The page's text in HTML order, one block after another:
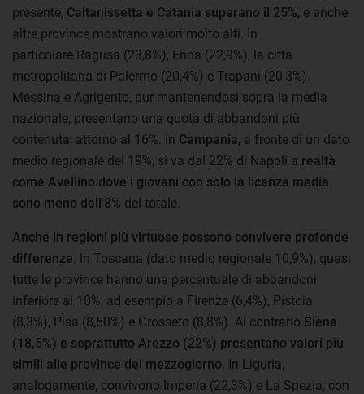
presente, Caltanissetta e Catania superano il 25%, e anche
altre province mostrano valori molto alti. In
particolare Ragusa (23,8%), Enna (22,9%), la città
metropolitana di Palermo (20,4%) e Trapani (20,3%).
Messina e Agrigento, pur mantenendosi sopra la media
nazionale, presentano una quota di abbandoni più
contenuta, attorno al 16%. In Campania, a fronte di un dato
medio regionale del 19%, si va dal 22% di Napoli a realtà
come Avellino dove i giovani con solo la licenza media
sono meno dell'8% del totale.
Anche in regioni più virtuose possono convivere profonde
differenze . In Toscana (dato medio regionale 10,9%), quasi
tutte le province hanno una percentuale di abbandoni
inferiore al 10%, ad esempio a Firenze (6,4%), Pistoia
(8,3%), Pisa (8,50%) e Grosseto (8,8%). Al contrario Siena
(18,5%) e soprattutto Arezzo (22%) presentano valori più
simili alle province del mezzogiorno . In Liguria,
analogamente, convivono Imperia (22,3%) e La Spezia, con